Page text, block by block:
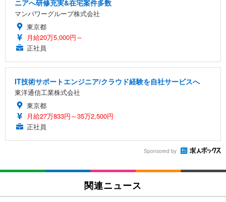
ニアへ研修充実&在宅案件多数
マンパワーグループ株式会社
東京都
月給20万5,000円～
正社員
IT技術サポートエンジニア/クラウド経験を自社サービスへ
東洋通信工業株式会社
東京都
月給27万833円～35万2,500円
正社員
Sponsored by
関連ニュース